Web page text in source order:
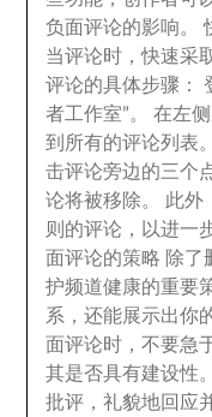
负面评论的影响。
当评论时 ，快速采
评论的具体步骤 ：
者工作室”。在左
到所有的评论列表
击评论旁边的三个
论将被移除。 此外
则的评论 ， 以进一
面评论的策略 除了
护频道健康的重要
系 ，还能展示出你
面评论时 ，不要急
其是否具有建设性
批评 ，礼貌地回应